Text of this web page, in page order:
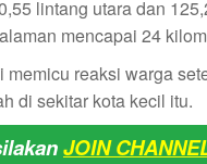
lintang utara dan
mencapai 24
reaksi warga
di sekitar kota kecil itu.
JOIN